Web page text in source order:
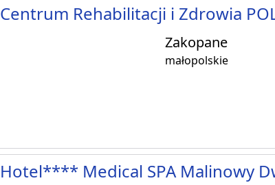
Centrum Rehabilitacji i Zdrowia
Zakopane
małopolskie
Hotel**** Medical SPA Malinowy